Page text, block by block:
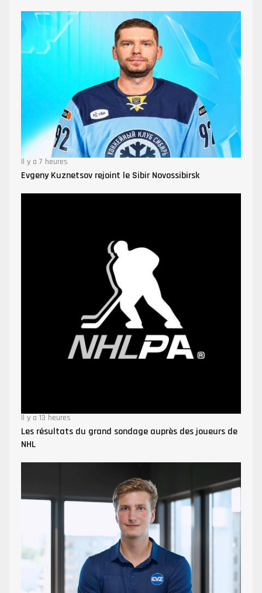
Il y a 7 heures
Evgeny Kuznetsov rejoint le Sibir Novossibirsk
Il y a 13 heures
Les résultats du grand sondage auprès des joueurs de
NHL